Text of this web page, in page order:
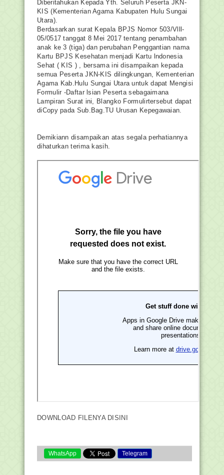
Diberitahukan Kepada Yth. Seluruh Peserta JKN-
KIS (Kementerian Agama Kabupaten Hulu Sungai
Utara).
Berdasarkan surat Kepala BPJS Nomor 503/Vlll-
05/0517 tanggat 8 Mei 2017 tentang penambahan
anak ke 3 (tiga) dan perubahan Penggantian nama
Kartu BPJS Kesehatan menjadi Kartu lndonesia
Sehat ( KIS ) , bersama ini disampaikan kepada
semua Peserta JKN-KIS dilingkungan, Kementerian
Agama Kab.Hulu Sungai Utara untuk dapat Mengisi
Formulir -Daftar lsian Peserta sebagaimana
Lampiran Surat ini, Blangko Formulirtersebut dapat
diCopy pada Sub.Bag.TU Urusan Kepegawaian.
Demikiann disampaikan atas segala perhatiannya
dihaturkan terima kasih.
DOWNLOAD FILENYA DISINI
WhatsApp Telegram